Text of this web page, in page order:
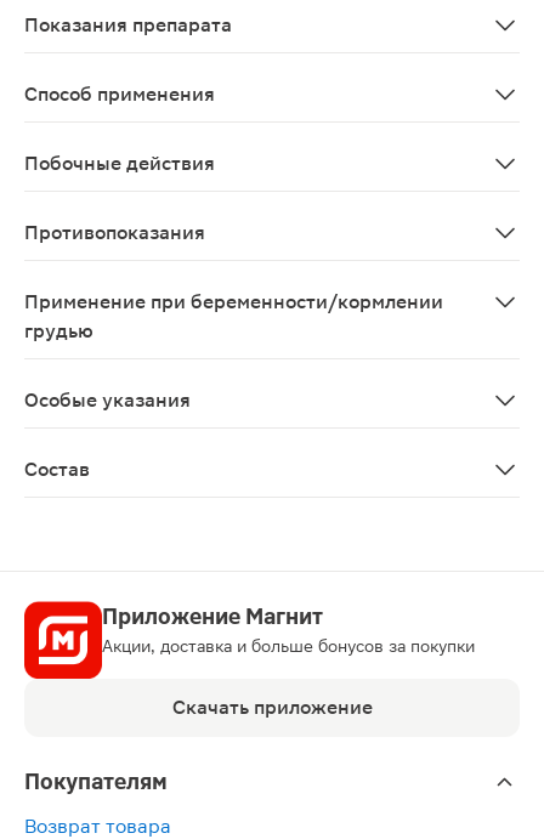
Показания препарата
Способ применения
Побочные действия
Противопоказания
Применение при беременности/кормлении
грудью
Особые указания
Состав
Приложение Магнит
Акции, доставка и больше бонусов за покупки
Скачать приложение
Покупателям
Возврат товара